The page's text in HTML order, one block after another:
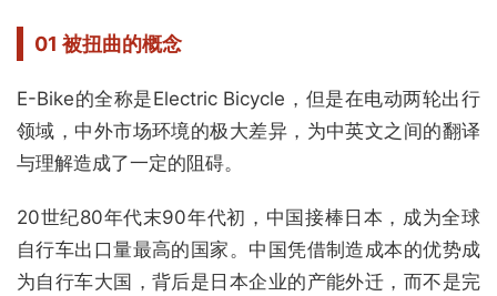
01 被扭曲的概念
E-Bike的全称是Electric Bicycle，但是在电动两轮出行
领域，中外市场环境的极大差异，为中英文之间的翻译
与理解造成了一定的阻碍。
20世纪80年代末90年代初，中国接棒日本，成为全球
自行车出口量最高的国家。中国凭借制造成本的优势成
为自行车大国，背后是日本企业的产能外迁，而不是完